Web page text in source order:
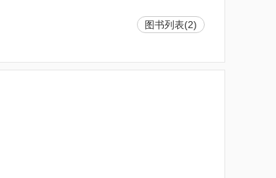
图书列表(2)